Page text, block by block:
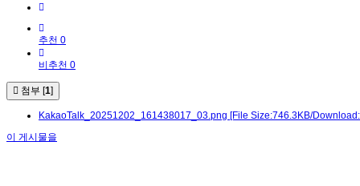
추천 0
비추천 0
첨부 [1]
KakaoTalk_20251202_161438017_03.png [File Size:746.3KB/
이 게시물을